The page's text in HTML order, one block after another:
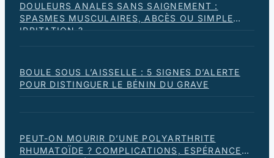
DOULEURS ANALES SANS SAIGNEMENT :
SPASMES MUSCULAIRES, ABCÈS OU SIMPLE
IRRITATION ?
BOULE SOUS L’AISSELLE : 5 SIGNES D’ALERTE
POUR DISTINGUER LE BÉNIN DU GRAVE
PEUT-ON MOURIR D’UNE POLYARTHRITE
RHUMATOÏDE ? COMPLICATIONS, ESPÉRANCE